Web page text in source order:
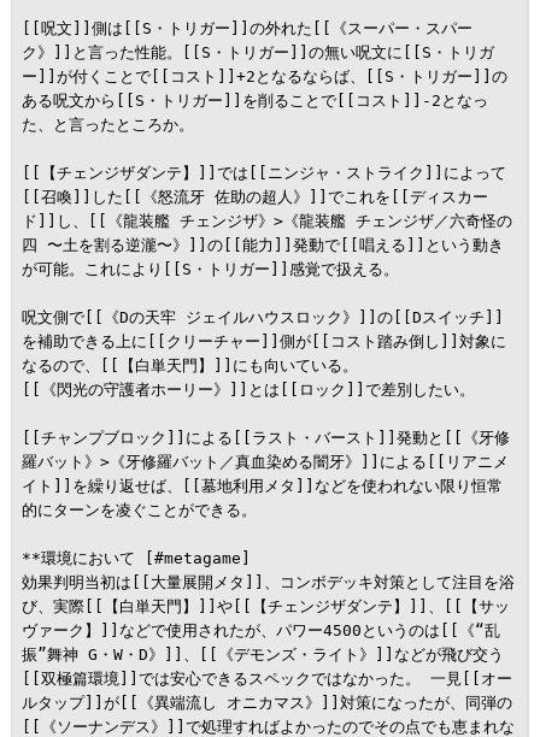
[[呪文]]側は[[S・トリガー]]の外れた[[《スーパー・スパー
ク》]]と言った性能。[[S・トリガー]]の無い呪文に[[S・トリガ
ー]]が付くことで[[コスト]]+2となるならば、[[S・トリガー]]の
ある呪文から[[S・トリガー]]を削ることで[[コスト]]-2となっ
た、と言ったところか。
[[【チェンジザダンテ】]]では[[ニンジャ・ストライク]]によって
[[召喚]]した[[《怒流牙 佐助の超人》]]でこれを[[ディスカー
ド]]し、[[《龍装艦 チェンジザ》>《龍装艦 チェンジザ／六奇怪の
四 〜土を割る逆瀧〜》]]の[[能力]]発動で[[唱える]]という動き
が可能。これにより[[S・トリガー]]感覚で扱える。
呪文側で[[《Dの天牢 ジェイルハウスロック》]]の[[Dスイッチ]]
を補助できる上に[[クリーチャー]]側が[[コスト踏み倒し]]対象に
なるので、[[【白単天門】]]にも向いている。
[[《閃光の守護者ホーリー》]]とは[[ロック]]で差別したい。
[[チャンプブロック]]による[[ラスト・バースト]]発動と[[《牙修
羅バット》>《牙修羅バット／真血染める闇牙》]]による[[リアニメ
イト]]を繰り返せば、[[墓地利用メタ]]などを使われない限り恒常
的にターンを凌ぐことができる。
**環境において [#metagame]
効果判明当初は[[大量展開メタ]]、コンボデッキ対策として注目を浴
び、実際[[【白単天門】]]や[[【チェンジザダンテ】]]、[[【サッ
ヴァーク】]]などで使用されたが、パワー4500というのは[[《“乱
振”舞神 G・W・D》]]、[[《デモンズ・ライト》]]などが飛び交う
[[双極篇環境]]では安心できるスペックではなかった。 一見[[オー
ルタップ]]が[[《異端流し オニカマス》]]対策になったが、同弾の
[[《ソーナンデス》]]で処理すればよかったのでその点でも恵まれな